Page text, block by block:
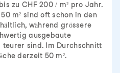
zu CHF 200 / m² pro Jahr.
m² sind oft schon in den
während grössere
ausgebaute
teurer sind. Im Durchschnitt
derzeit 50 m².